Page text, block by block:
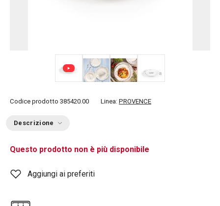
Codice prodotto 385420.00 Linea: PROVENCE
Descrizione
Questo prodotto non è più disponibile
Aggiungi ai preferiti